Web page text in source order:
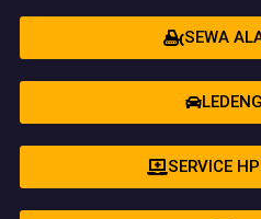
SEWA
SERVICE